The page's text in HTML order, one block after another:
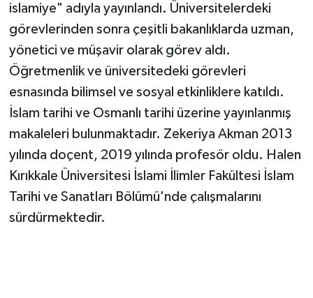
islamiye" adıyla yayınlandı. Üniversitelerdeki
görevlerinden sonra çeşitli bakanlıklarda uzman,
yönetici ve müşavir olarak görev aldı.
Öğretmenlik ve üniversitedeki görevleri
esnasında bilimsel ve sosyal etkinliklere katıldı.
İslam tarihi ve Osmanlı tarihi üzerine yayınlanmış
makaleleri bulunmaktadır. Zekeriya Akman 2013
yılında doçent, 2019 yılında profesör oldu. Halen
Kırıkkale Üniversitesi İslami İlimler Fakültesi İslam
Tarihi ve Sanatları Bölümü'nde çalışmalarını
sürdürmektedir.